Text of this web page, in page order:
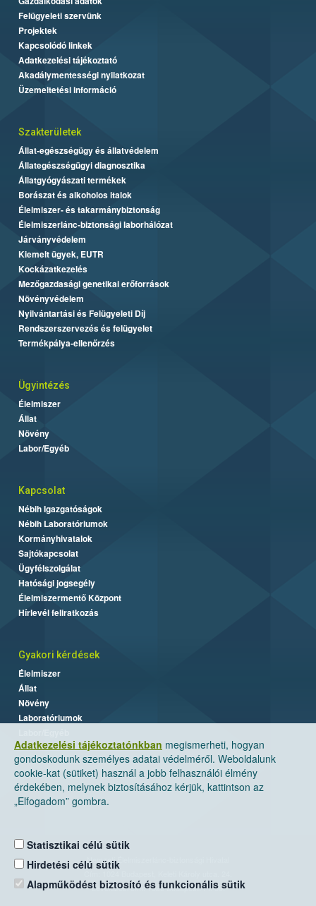
Adatkezelési tájékoztatónkban megismerheti, hogyan
gondoskodunk személyes adatai védelméről. Weboldalunk
cookie-kat (sütiket) használ a jobb felhasználói élmény
érdekében, melynek biztosításához kérjük, kattintson az
„Elfogadom” gombra.
Statisztikai célú sütik
Hirdetési célú sütik
Alapműködést biztosító és funkcionális sütik
Felügyeleti szervünk
Projektek
Kapcsolódó linkek
Adatkezelési tájékoztató
Akadálymentességi nyilatkozat
Üzemeltetési információ
Szakterületek
Állat-egészségügy és állatvédelem
Állategészségügyi diagnosztika
Állatgyógyászati termékek
Borászat és alkoholos italok
Élelmiszer- és takarmánybiztonság
Élelmiszerlánc-biztonsági laborhálózat
Járványvédelem
Kiemelt ügyek, EUTR
Kockázatkezelés
Mezőgazdasági genetikai erőforrások
Növényvédelem
Nyilvántartási és Felügyeleti Díj
Rendszerszervezés és felügyelet
Termékpálya-ellenőrzés
Ügyintézés
Élelmiszer
Állat
Növény
Labor/Egyéb
Kapcsolat
Nébih Igazgatóságok
Nébih Laboratóriumok
Kormányhivatalok
Sajtókapcsolat
Ügyfélszolgálat
Hatósági jogsegély
Élelmiszermentő Központ
Hírlevél feliratkozás
Gyakori kérdések
Élelmiszer
Állat
Növény
Laboratóriumok
Nemzeti Élelmiszerlánc-biztonsági Hivatal
Levelezési cím: 1525 Budapest. Pf. 30.